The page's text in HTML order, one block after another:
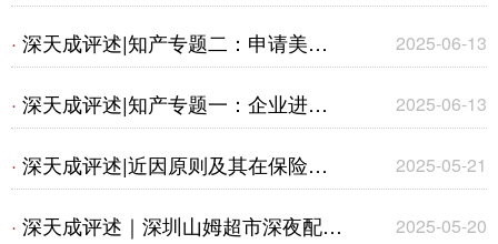
则最新变化 --《关于进一步规范建设
· 深天成评述|知产专题二：申请美国
专利前“安检”--保密审查
2025-06-13
· 深天成评述|知产专题一：企业进行
知识产权海关保护备案的好处
2025-06-13
· 深天成评述|近因原则及其在保险理
赔中的应用
2025-05-21
· 深天成评述｜深圳山姆超市深夜配送
2025-05-20